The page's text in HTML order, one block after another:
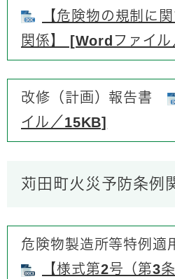
【危険物の規制に
関係】 [Wordファイ
改修（計画）報告書
イル／15KB]
苅田町火災予防条例
危険物製造所等特例適
【様式第2号（第3